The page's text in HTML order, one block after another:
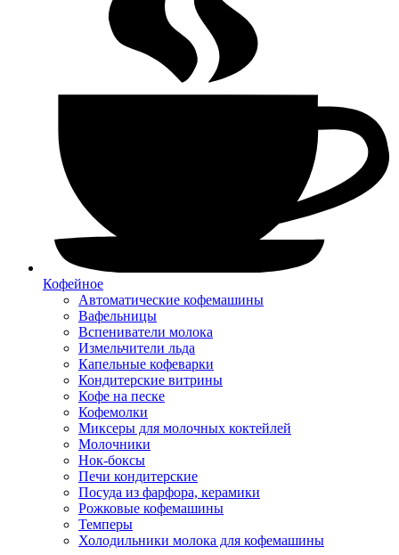
Кофейное
Автоматические кофемашины
Вафельницы
Вспениватели молока
Измельчители льда
Капельные кофеварки
Кондитерские витрины
Кофе на песке
Кофемолки
Миксеры для молочных коктейлей
Молочники
Нок-боксы
Печи кондитерские
Посуда из фарфора, керамики
Рожковые кофемашины
Темперы
Холодильники молока для кофемашины